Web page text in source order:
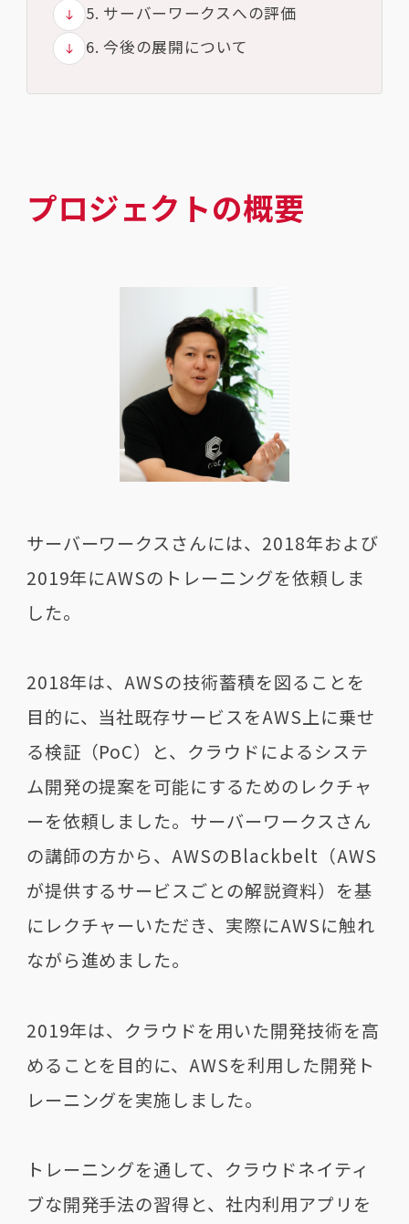
5. サーバーワークスへの評価
6. 今後の展開について
プロジェクトの概要
サーバーワークスさんには、2018年および
2019年にAWSのトレーニングを依頼しま
した。
2018年は、AWSの技術蓄積を図ることを
目的に、当社既存サービスをAWS上に乗せ
る検証（PoC）と、クラウドによるシステ
ム開発の提案を可能にするためのレクチャ
ーを依頼しました。サーバーワークスさん
の講師の方から、AWSのBlackbelt（AWS
が提供するサービスごとの解説資料）を基
にレクチャーいただき、実際にAWSに触れ
ながら進めました。
2019年は、クラウドを用いた開発技術を高
めることを目的に、AWSを利用した開発ト
レーニングを実施しました。
トレーニングを通して、クラウドネイティ
ブな開発手法の習得と、社内利用アプリを